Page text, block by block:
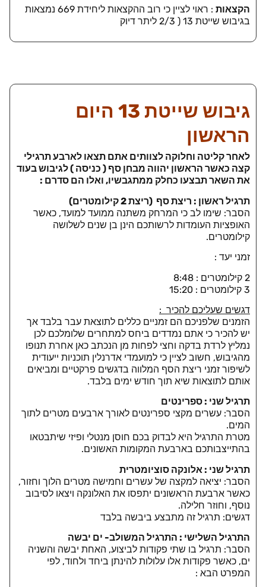
הקצאות
: ראוי לציין כי רוב ההקצאות ליחידת 669 נמצאות
בגיבוש שייטת 13 ( 2/3 ליתר דיוק
גיבוש שייטת 13 היום
הראשון
לאחר קליטה וחלוקה לצוותים אתם תצאו לארבע תרגילי
קצה כאשר הראשון יהווה מבחן סף ( כניסה ) לגיבוש בעוד
את השאר תבצעו כחלק ממתגבשיו, ואלו הם סדרם :
תרגיל ראשון : ריצת סף (ריצת 2 קילומטרים)
הסבר: שימו לב כי המרחק משתנה ממועד למועד, כאשר
האופציות העומדות לרשותכם הינן בן שנים לשלושה
קילומטרים.
זמני יעד :
2 קילומטרים : 8:48
3 קילומטרים : 15:20
דגשים שעליכם להכיר :
הזמנים שלפניכם הם זמניים כללים לתוצאת עבר בלבד אך
יש להכיר כי אתם נמדדים ביחס למתחרים שלומלכם לכן
נמליץ לרדת בדקה וחצי לפחות מן הנכתב כאן אחרת תנופו
מהגיבוש, חשוב לציין כי למועמדי אדרנלין תוכניות ייעודית
לשיפור זמני ריצת הסף המלווה בדגשים פרקטיים ומביאים
אותם לתוצאות שיא תוך חודש ימים בלבד.
תרגיל שני : ספרינטים
הסבר: עשרים מקצי ספרינטים לאורך ארבעים מטרים לתוך
המים.
מטרת התרגיל היא לבדוק בכם חוסן מנטלי ופיזי שיתבטאו
בהתייצבותכם בארבעת המקומות האשונים.
תרגיל שני : אלונקה סוציומטרית
הסבר: יציאה למקצה של עשרים וחמישה מטרים הלוך וחזור,
כאשר ארבעת הראשונים יתפסו את האלונקה ויצאו לסיבוב
נוסף, וחוזר חלילה.
דגשים: תרגיל זה מתבצע ביבשה בלבד
התרגיל השלישי : התרגיל המשולב- ים יבשה
הסבר: תרגיל בו שתי פקודות לביצוע, האחת יבשה והשניה
ים, כאשר פקודות אלו עלולות להינתן ביחד ולחוד, לפי
המפרט הבא :